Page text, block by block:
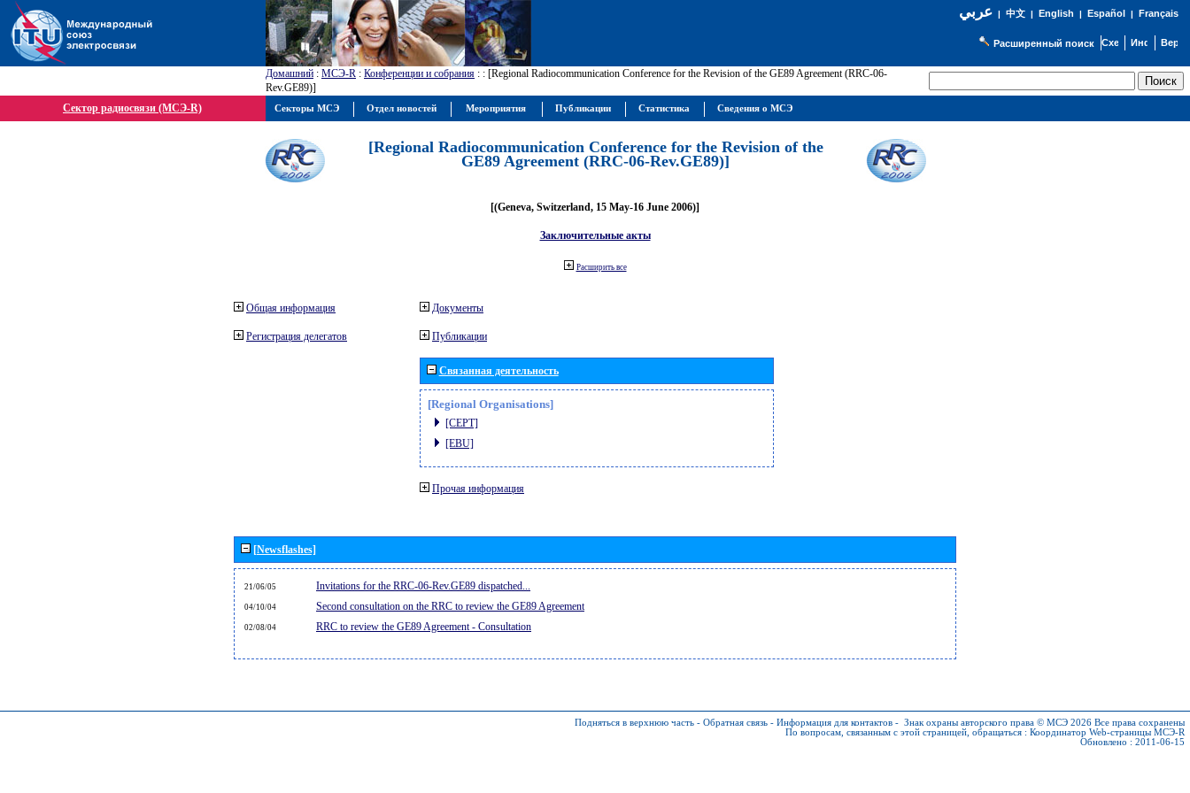
عربي| 中文| English | Español | Français
Расширенный поиск
Домашний : МСЭ-R : Конференции и собрания : : [Regional Radiocommunication Conference for the Revision of the GE89 Agreement (RRC-06-
Rev.GE89)]
Сектор радиосвязи (МСЭ-R)
[Regional Radiocommunication Conference for the Revision of the
GE89 Agreement (RRC-06-Rev.GE89)]
[(Geneva, Switzerland, 15 May-16 June 2006)]
Заключительные акты
Расширить все
Общая информация
Регистрация делегатов
Документы
Публикации
Связанная деятельность
[Regional Organisations]
[CEPT]
[EBU]
Прочая информация
[Newsflashes]
21/06/05 Invitations for the RRC-06-Rev.GE89 dispatched...
04/10/04 Second consultation on the RRC to review the GE89 Agreement
02/08/04 RRC to review the GE89 Agreement - Consultation
Подняться в верхнюю часть - Обратная связь - Информация для контактов - Знак охраны авторского права © МСЭ 2026 Все права сохранены
По вопросам, связанным с этой страницей, обращаться : Координатор Web-страницы МСЭ-R
Обновлено : 2011-06-15
Секторы МСЭ Отдел новостей Мероприятия Публикации Статистика Сведения о МСЭ